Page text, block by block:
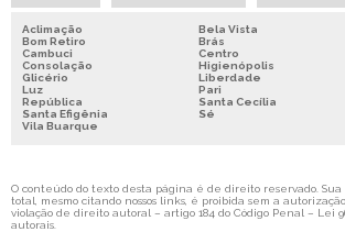
Aclimação
Bela Vista
Bom Retiro
Brás
Cambuci
Centro
Consolação
Higienópolis
Glicério
Liberdade
Luz
Pari
República
Santa Cecília
Santa Efigênia
Sé
Vila Buarque
O conteúdo do texto desta página é de direito reservado. Sua
total, mesmo citando nossos links, é proibida sem a
violação de direito autoral – artigo 184 do Código Penal – Lei
autorais